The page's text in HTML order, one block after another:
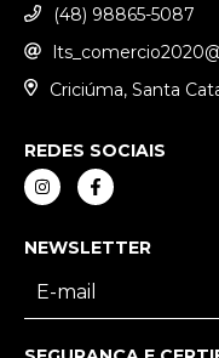
(48) 98865-5087
Criciúma, Santa
REDES SOCIAIS
NEWSLETTER